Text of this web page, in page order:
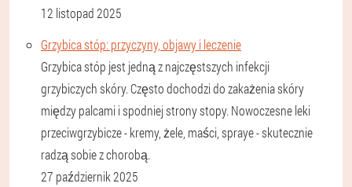
12 listopad 2025
Grzybica stóp: przyczyny, objawy i leczenie
Grzybica stóp jest jedną z najczęstszych infekcji
grzybiczych skóry. Często dochodzi do zakażenia skóry
między palcami i spodniej strony stopy. Nowoczesne leki
przeciwgrzybicze - kremy, żele, maści, spraye - skutecznie
radzą sobie z chorobą.
27 październik 2025